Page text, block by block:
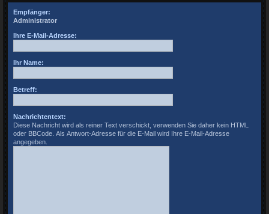
Empfänger:
Administrator
Ihre E-Mail-Adresse:
Ihr Name:
Betreff:
Nachrichtentext:
Diese Nachricht wird als reiner Text verschickt, verwenden Sie daher kein HTML
oder BBCode. Als Antwort-Adresse für die E-Mail wird Ihre E-Mail-Adresse
angegeben.